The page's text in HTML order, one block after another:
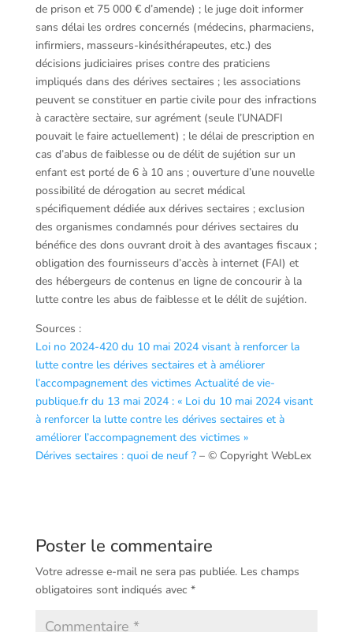
de prison et 75 000 € d’amende) ; le juge doit informer
sans délai les ordres concernés (médecins, pharmaciens,
infirmiers, masseurs-kinésithérapeutes, etc.) des
décisions judiciaires prises contre des praticiens
impliqués dans des dérives sectaires ; les associations
peuvent se constituer en partie civile pour des infractions
à caractère sectaire, sur agrément (seule l’UNADFI
pouvait le faire actuellement) ; le délai de prescription en
cas d’abus de faiblesse ou de délit de sujétion sur un
enfant est porté de 6 à 10 ans ; ouverture d’une nouvelle
possibilité de dérogation au secret médical
spécifiquement dédiée aux dérives sectaires ; exclusion
des organismes condamnés pour dérives sectaires du
bénéfice des dons ouvrant droit à des avantages fiscaux ;
obligation des fournisseurs d’accès à internet (FAI) et
des hébergeurs de contenus en ligne de concourir à la
lutte contre les abus de faiblesse et le délit de sujétion.
Sources :
Loi no 2024-420 du 10 mai 2024 visant à renforcer la
lutte contre les dérives sectaires et à améliorer
l’accompagnement des victimes Actualité de vie-
publique.fr du 13 mai 2024 : « Loi du 10 mai 2024 visant
à renforcer la lutte contre les dérives sectaires et à
améliorer l’accompagnement des victimes »
Dérives sectaires : quoi de neuf ?– © Copyright WebLex
Poster le commentaire
Votre adresse e-mail ne sera pas publiée. Les champs
obligatoires sont indiqués avec *